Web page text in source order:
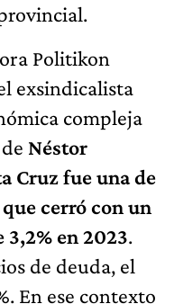
Politikon
exsindicalista
compleja
Néstor
Cruz fue una de
cerró con un
en 2023.
de deuda, el
En ese contexto